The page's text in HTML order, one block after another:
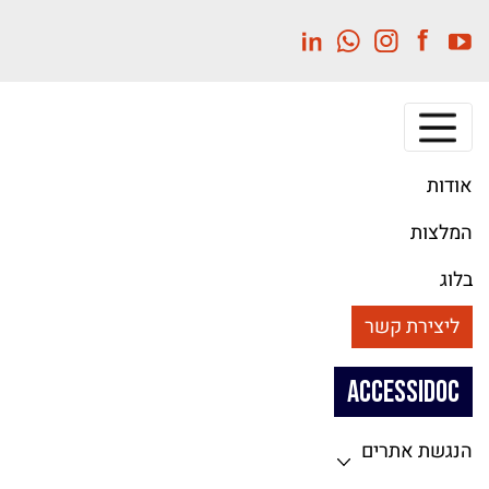
לתוכן
המרכזי
אודות
המלצות
בלוג
ליצירת קשר
ACCESSIDOC
הנגשת אתרים